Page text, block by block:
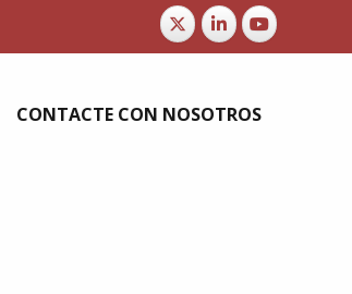
CONTACTE CON NOSOTROS